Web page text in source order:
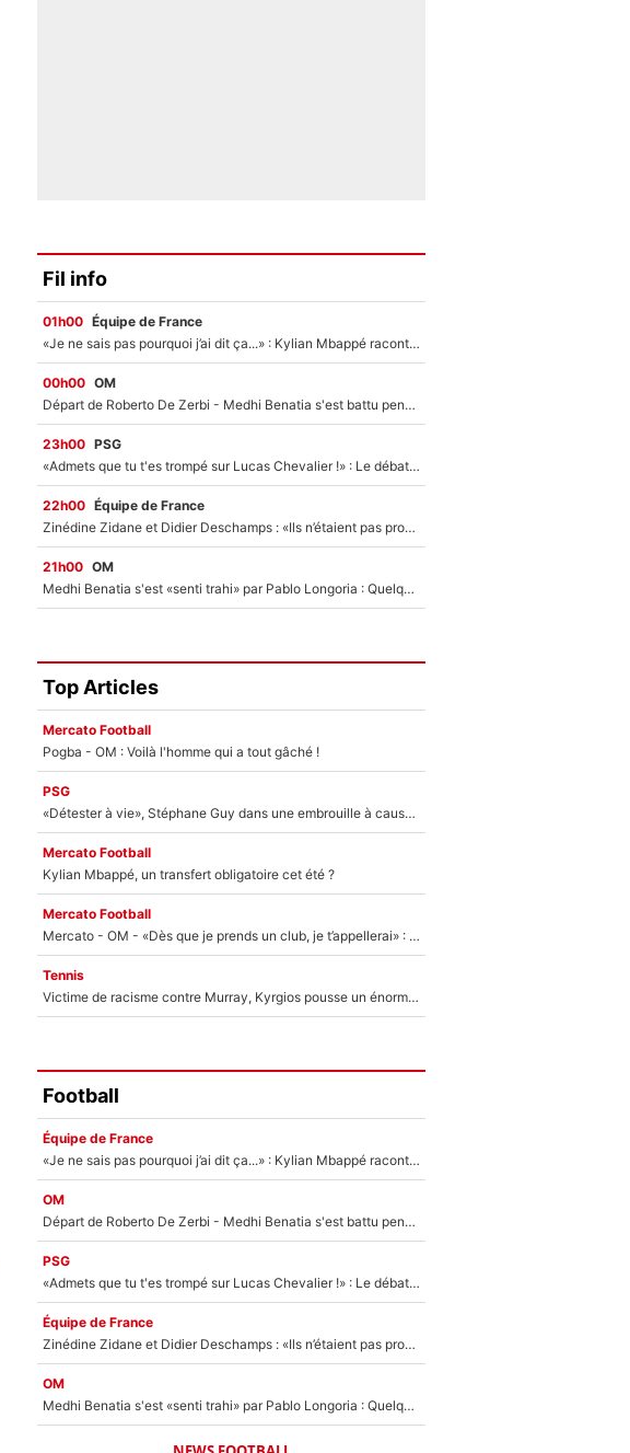
Fil info
01h00 Équipe de France
«Je ne sais pas pourquoi j’ai dit ça...» : Kylian Mbappé raconte sa première rencontre avec Zinédine Zidane (et c’est très drôle)
00h00 OM
Départ de Roberto De Zerbi - Medhi Benatia s'est battu pendant six mois pour le retenir à l'OM, le PSG a été le naufrage de trop : «Je pars avec toi»
23h00 PSG
«Admets que tu t'es trompé sur Lucas Chevalier !» : Le débat sur le gardien du PSG vire au clash à l'After Foot
22h00 Équipe de France
Zinédine Zidane et Didier Deschamps : «Ils n’étaient pas proches», les confidences d’un membre de l’équipe de France 1998 sur leur relation spéciale
21h00 OM
Medhi Benatia s'est «senti trahi» par Pablo Longoria : Quelques semaines après son départ, l'ancien directeur de football de l'OM règle ses comptes
Top Articles
Mercato Football
Pogba - OM : Voilà l'homme qui a tout gâché !
PSG
«Détester à vie», Stéphane Guy dans une embrouille à cause du PSG !
Mercato Football
Kylian Mbappé, un transfert obligatoire cet été ?
Mercato Football
Mercato - OM - «Dès que je prends un club, je t’appellerai» : La promesse de Marcelino au moment de claquer la porte
Tennis
Victime de racisme contre Murray, Kyrgios pousse un énorme coup de gueule !
Football
Équipe de France
«Je ne sais pas pourquoi j’ai dit ça...» : Kylian Mbappé raconte sa première rencontre avec Zinédine Zidane (et c’est très drôle)
OM
Départ de Roberto De Zerbi - Medhi Benatia s'est battu pendant six mois pour le retenir à l'OM, le PSG a été le naufrage de trop : «Je pars avec toi»
PSG
«Admets que tu t'es trompé sur Lucas Chevalier !» : Le débat sur le gardien du PSG vire au clash à l'After Foot
Équipe de France
Zinédine Zidane et Didier Deschamps : «Ils n’étaient pas proches», les confidences d’un membre de l’équipe de France 1998 sur leur relation spéciale
OM
Medhi Benatia s'est «senti trahi» par Pablo Longoria : Quelques semaines après son départ, l'ancien directeur de football de l'OM règle ses comptes